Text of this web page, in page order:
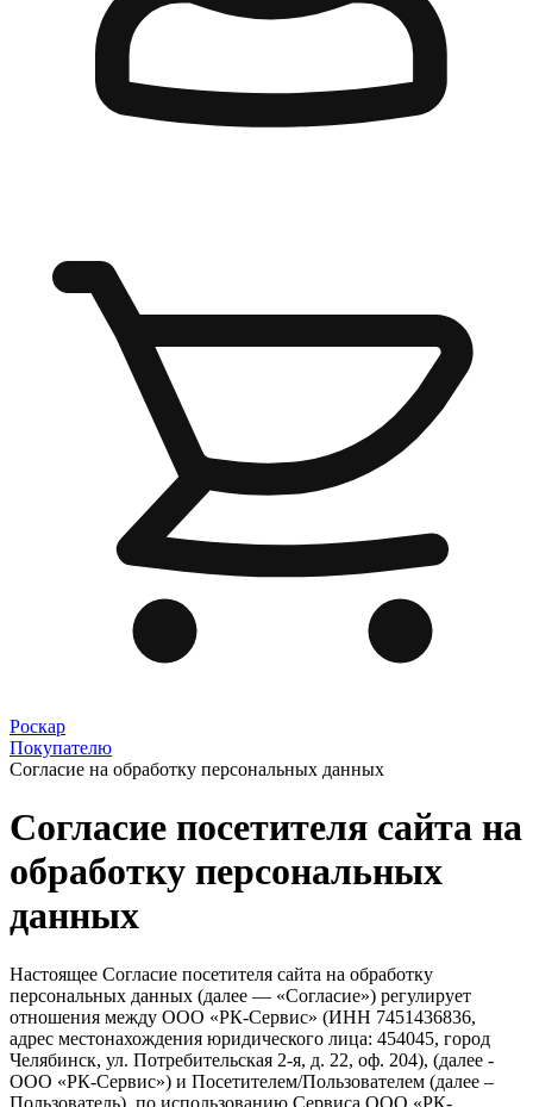
Роскар
Покупателю
Согласие на обработку персональных данных
Согласие посетителя сайта на
обработку персональных
данных
Настоящее Согласие посетителя сайта на обработку
персональных данных (далее — «Согласие») регулирует
отношения между ООО «РК-Сервис» (ИНН 7451436836,
адрес местонахождения юридического лица: 454045, город
Челябинск, ул. Потребительская 2-я, д. 22, оф. 204), (далее -
ООО «РК-Сервис») и Посетителем/Пользователем (далее –
Пользователь), по использованию Сервиса ООО «РК-